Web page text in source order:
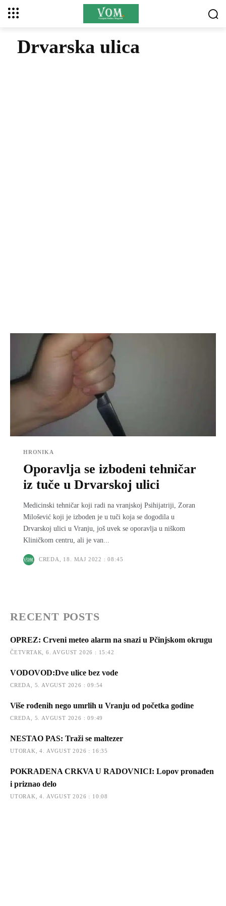
Drvarska ulica
HRONIKA
Oporavlja se izbodeni tehničar
iz tuče u Drvarskoj ulici
Medicinski tehničar koji radi na vranjskoj Psihijatriji, Zoran
Milošević koji je izboden je u tuči koja se dogodila u
Drvarskoj ulici u Vranju, još uvek se oporavlјa u niškom
Kliničkom centru, ali je van...
CREDA, 18. MAJ 2022 : 08:45
RECENT POSTS
OPREZ: Crveni meteo alarm na snazi u Pčinjskom okrugu
ČETVRTAK, 6. AVGUST 2026 : 15:42
VODOVOD:Dve ulice bez vode
CREDA, 5. AVGUST 2026 : 09:54
Više rođenih nego umrlih u Vranju od početka godine
CREDA, 5. AVGUST 2026 : 09:49
NESTAO PAS: Traži se maltezer
UTORAK, 4. AVGUST 2026 : 16:35
POKRADENA CRKVA U RADOVNICI: Lopov pronađen
i priznao delo
UTORAK, 4. AVGUST 2026 : 10:08